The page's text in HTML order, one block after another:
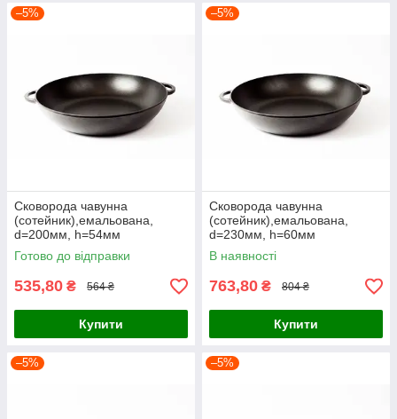
–5%
Сковорода чавунна
(сотейник),емальована,
d=200мм, h=54мм
Готово до відправки
535,80 ₴ 564 ₴
Купити
–5%
Сковорода чавунна
(сотейник),емальована,
d=230мм, h=60мм
В наявності
763,80 ₴ 804 ₴
Купити
–5% –5%